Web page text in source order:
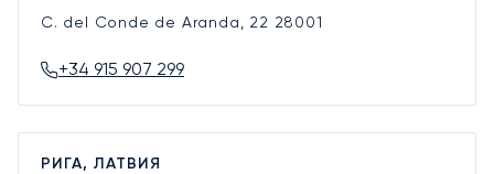
C. del Conde de Aranda, 22 28001
+34 915 907 299
РИГА, ЛАТВИЯ